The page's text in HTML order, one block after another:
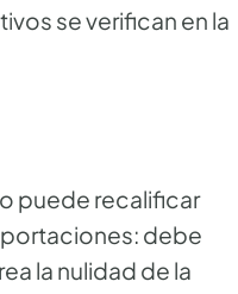
se verifican en la
puede recalificar
debe
la nulidad de la